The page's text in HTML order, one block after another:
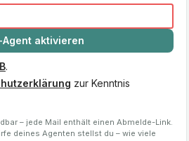
aktivieren
.
zur Kenntnis
– jede Mail enthält einen Abmelde-Link.
deines Agenten stellst du – wie viele